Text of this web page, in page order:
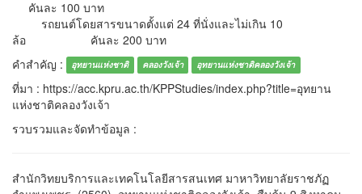
คันละ 100 บาท
รถยนต์โดยสารขนาดตั้งแต่ 24 ที่นั่งและไม่เกิน 10
ล้อ คันละ 200 บาท
คำสำคัญ :
อุทยานแห่งชาติ คลองวังเจ้า อุทยานแห่งชาติคลองวังเจ้า
ที่มา : https://acc.kpru.ac.th/KPPStudies/index.php?title=อุทยาน
แห่งชาติคลองวังเจ้า
รวบรวมและจัดทำข้อมูล :
สำนักวิทยบริการและเทคโนโลยีสารสนเทศ มาหาวิทยาลัยราชภัฏ